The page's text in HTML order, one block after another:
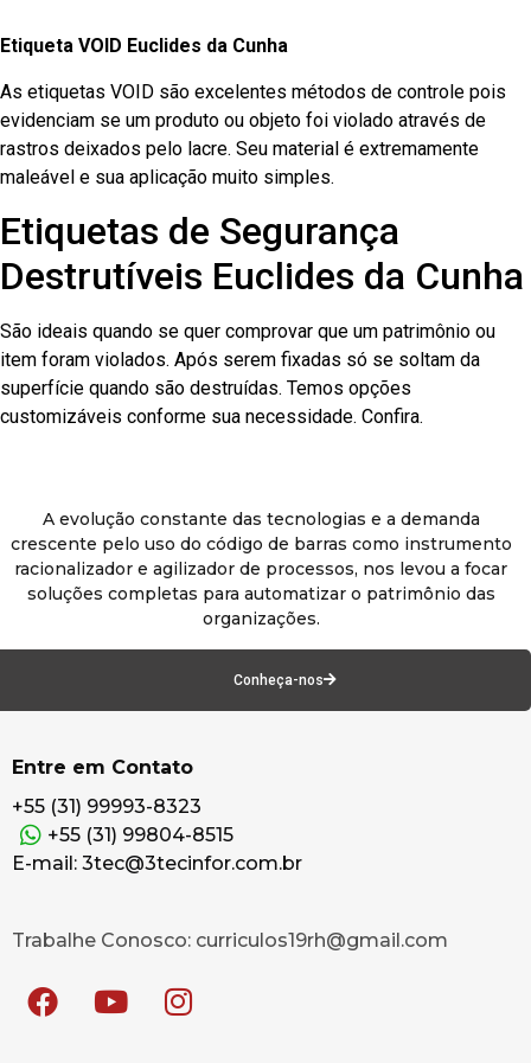
Etiqueta VOID Euclides da Cunha
As etiquetas VOID são excelentes métodos de controle pois
evidenciam se um produto ou objeto foi violado através de
rastros deixados pelo lacre. Seu material é extremamente
maleável e sua aplicação muito simples.
Etiquetas de Segurança
Destrutíveis Euclides da Cunha
São ideais quando se quer comprovar que um patrimônio ou
item foram violados. Após serem fixadas só se soltam da
superfície quando são destruídas. Temos opções
customizáveis conforme sua necessidade. Confira.
A evolução constante das tecnologias e a demanda
crescente pelo uso do código de barras como instrumento
racionalizador e agilizador de processos, nos levou a focar
soluções completas para automatizar o patrimônio das
organizações.
Conheça-nos
Entre em Contato
+55 (31) 99993-8323
+55 (31) 99804-8515
E-mail: 3tec@3tecinfor.com.br
Trabalhe Conosco: curriculos19rh@gmail.com